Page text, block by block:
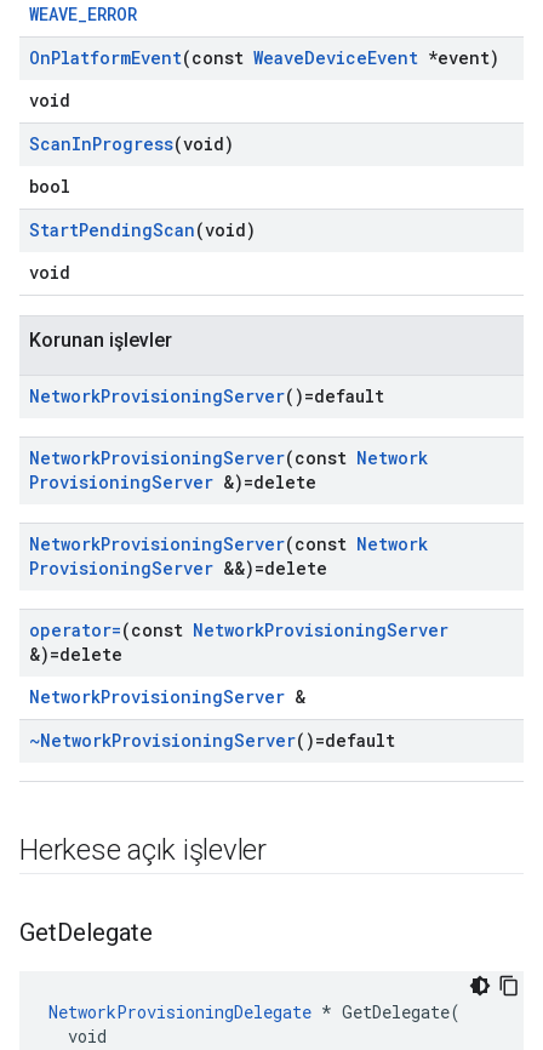
WEAVE_ERROR
OnPlatformEvent(const WeaveDeviceEvent *event)
void
ScanInProgress(void)
bool
StartPendingScan(void)
void
Korunan işlevler
NetworkProvisioningServer()=default
NetworkProvisioningServer(const Network
ProvisioningServer &)=delete
NetworkProvisioningServer(const Network
ProvisioningServer &&)=delete
operator=(const NetworkProvisioningServer
&)=delete
NetworkProvisioningServer &
~NetworkProvisioningServer()=default
Herkese açık işlevler
GetDelegate
NetworkProvisioningDelegate * GetDelegate(
  void